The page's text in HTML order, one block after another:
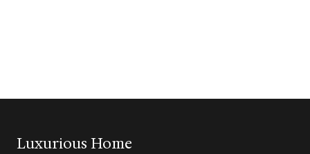
Luxurious Home